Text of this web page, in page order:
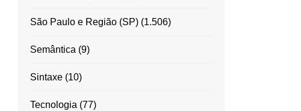
São Paulo e Região (SP)(1.506)
Semântica (9)
Sintaxe(10)
Tecnologia (77)